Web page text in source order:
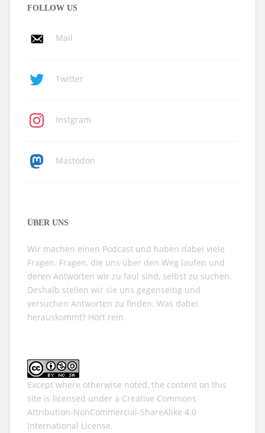
FOLLOW US
Mail
Twitter
Instgram
Mastodon
ÜBER UNS
Wir machen einen Podcast und haben dabei viele
Fragen. Fragen, die uns über den Weg laufen und
deren Antworten wir zu faul sind, selbst zu suchen.
Deshalb stellen wir sie uns gegenseitig und
versuchen Antworten zu finden. Was dabei
herauskommt? Hört rein.
Except where otherwise noted, the content on this
site is licensed under a Creative Commons
Attribution-NonCommercial-ShareAlike 4.0
International License.